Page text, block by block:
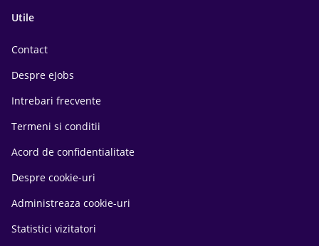
Utile
Contact
Despre eJobs
Intrebari frecvente
Termeni si conditii
Acord de confidentialitate
Despre cookie-uri
Administreaza cookie-uri
Statistici vizitatori